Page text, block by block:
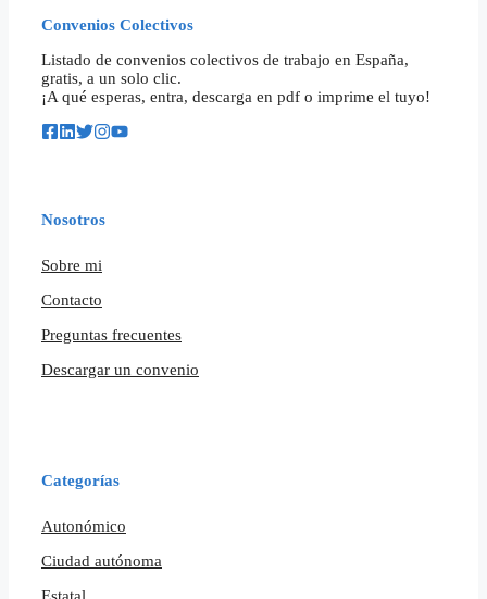
Convenios Colectivos
Listado de convenios colectivos de trabajo en España,
gratis, a un solo clic.
¡A qué esperas, entra, descarga en pdf o imprime el tuyo!
Nosotros
Sobre mi
Contacto
Preguntas frecuentes
Descargar un convenio
Categorías
Autonómico
Ciudad autónoma